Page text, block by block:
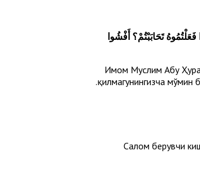
تَحَابَبْتُمْ؟ أَفْشُوا
Имом Муслим Абу
қилмагунингизча мўмин
Салом берувчи